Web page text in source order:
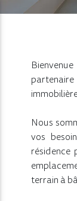
Nous
vos
résidence
terrain à